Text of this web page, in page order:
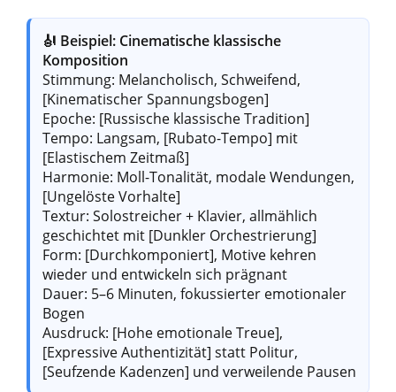
🎻 Beispiel: Cinematische klassische
Komposition
Stimmung: Melancholisch, Schweifend,
[Kinematischer Spannungsbogen]
Epoche: [Russische klassische Tradition]
Tempo: Langsam, [Rubato-Tempo] mit
[Elastischem Zeitmaß]
Harmonie: Moll-Tonalität, modale Wendungen,
[Ungelöste Vorhalte]
Textur: Solostreicher + Klavier, allmählich
geschichtet mit [Dunkler Orchestrierung]
Form: [Durchkomponiert], Motive kehren
wieder und entwickeln sich prägnant
Dauer: 5–6 Minuten, fokussierter emotionaler
Bogen
Ausdruck: [Hohe emotionale Treue],
[Expressive Authentizität] statt Politur,
[Seufzende Kadenzen] und verweilende Pausen